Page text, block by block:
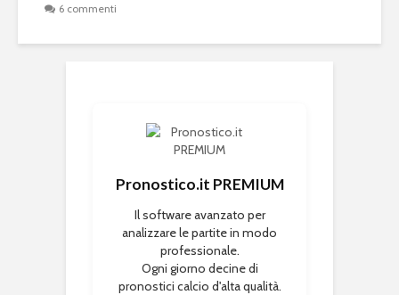
6 commenti
Pronostico.it PREMIUM
Il software avanzato per
analizzare le partite in modo
professionale.
Ogni giorno decine di
pronostici calcio d'alta qualità.